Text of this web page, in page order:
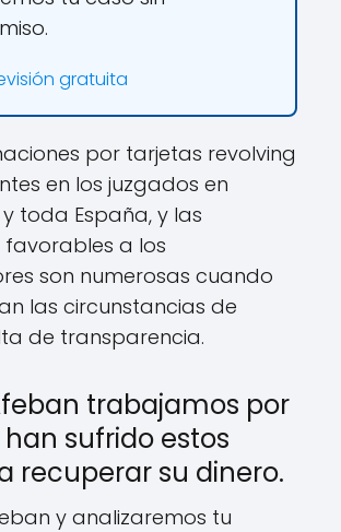
gratuita
por tarjetas revolving
en los juzgados en
toda España, y las
favorables a los
son numerosas cuando
las circunstancias de
de transparencia.
trabajamos por
sufrido estos
recuperar su dinero.
y analizaremos tu